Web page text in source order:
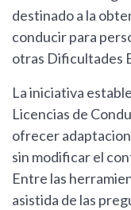
destinado a la
conducir para
otras Dificultades
La iniciativa
Licencias de
ofrecer
sin modificar el
Entre las
asistida de las